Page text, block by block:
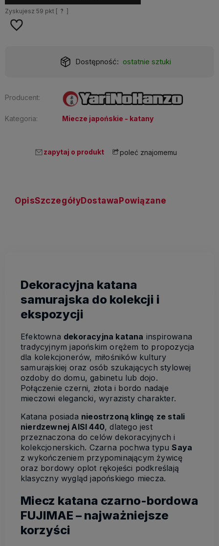
Zyskujesz 59 pkt [ ? ]
Dostępność: ostatnie sztuki
Producent:
Kategoria: Miecze japońskie - katany
zapytaj o produkt poleć znajomemu
OpisSzczegółyDostawa Powiązane
Dekoracyjna katana
samurajska do kolekcji i
ekspozycji
Efektowna dekoracyjna katana inspirowana
tradycyjnym japońskim orężem to propozycja
dla kolekcjonerów, miłośników kultury
samurajskiej oraz osób szukających stylowej
ozdoby do domu, gabinetu lub dojo.
Połączenie czerni, złota i bordo nadaje
mieczowi elegancki, wyrazisty charakter.
Katana posiada nieostrzoną klingę ze stali
nierdzewnej AISI 440, dlatego jest
przeznaczona do celów dekoracyjnych i
kolekcjonerskich. Czarna pochwa typuSaya
z wykończeniem przypominającym żywicę
oraz bordowy oplot rękojeści podkreślają
klasyczny wygląd japońskiego miecza.
Miecz katana czarno-bordowa
FUJIMAE – najważniejsze
korzyści